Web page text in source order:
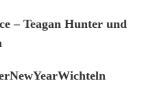
– Teagan Hunter und